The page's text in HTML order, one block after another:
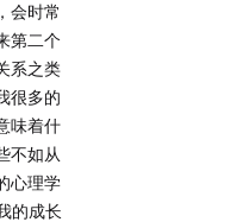
会时常
第二个
系之类
很多的
味着什
不如从
心理学
的成长